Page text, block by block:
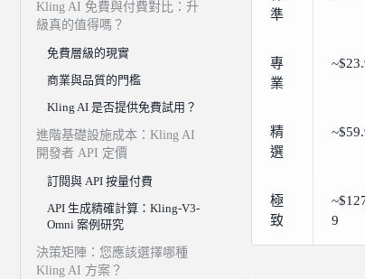
Kling AI 免費與付費對比：升
級真的值得嗎？
免費層級的現實
商業與品質的門檻
Kling AI 是否提供免費試用？
進階基礎設施成本：Kling AI
開發者 API 定價
訂閱與 API 按量付費
API 生成精確計算：Kling-V3-
Omni 案例研究
決策矩陣：您應該選擇哪種
Kling AI 方案？
準
專
業
精
選
極
致
9